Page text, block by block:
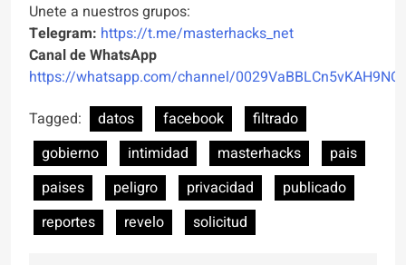
Unete a nuestros grupos:
Telegram: https://t.me/masterhacks_net
Canal de WhatsApp
https://whatsapp.com/channel/
Tagged:
datos facebook
filtrado
gobierno
intimidad masterhacks
pais
paises
peligro privacidad
publicado
reportes
revelo solicitud